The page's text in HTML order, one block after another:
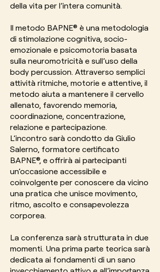
della vita per l’intera comunità.
Il metodo BAPNE® è una metodologia
di stimolazione cognitiva, socio-
emozionale e psicomotoria basata
sulla neuromotricità e sull’uso della
body percussion. Attraverso semplici
attività ritmiche, motorie e attentive, il
metodo aiuta a mantenere il cervello
allenato, favorendo memoria,
coordinazione, concentrazione,
relazione e partecipazione.
L’incontro sarà condotto da Giulio
Salerno, formatore certificato
BAPNE®, e offrirà ai partecipanti
un’occasione accessibile e
coinvolgente per conoscere da vicino
una pratica che unisce movimento,
ritmo, ascolto e consapevolezza
corporea.
La conferenza sarà strutturata in due
momenti. Una prima parte teorica sarà
dedicata ai fondamenti di un sano